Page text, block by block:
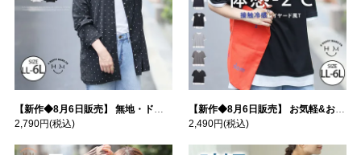
【新作◆8月6日販売】 無地・ドット柄から選べる 忍ばせ 活躍 シアー カーデ | 大きいサイズの通販ならハッピーマリリン
2,790円(税込)
【新作◆8月6日販売】 お気軽&お手軽 選べるデザイン 接触冷感 レイヤード風 コットン トップス | 大きいサイズの通販ならハッピーマリリン
2,490円(税込)